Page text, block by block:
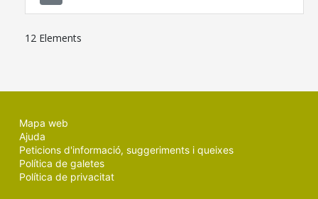
12 Elements
Mapa web
Ajuda
Peticions d'informació, suggeriments i queixes
Política de galetes
Política de privacitat